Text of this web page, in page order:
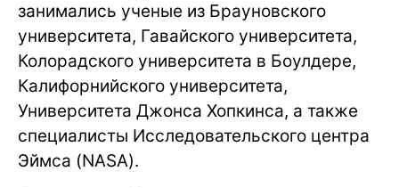
занимались ученые из Брауновского
университета, Гавайского университета,
Колорадского университета в Боулдере,
Калифорнийского университета,
Университета Джонса Хопкинса, а также
специалисты Исследовательского центра
Эймса (NASA).